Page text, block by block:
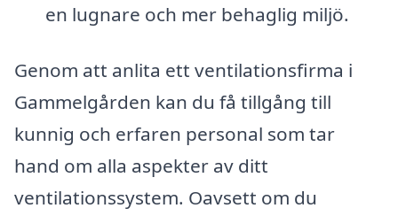
en lugnare och mer behaglig miljö.
Genom att anlita ett ventilationsfirma i
Gammelgården kan du få tillgång till
kunnig och erfaren personal som tar
hand om alla aspekter av ditt
ventilationssystem. Oavsett om du